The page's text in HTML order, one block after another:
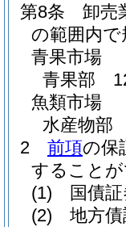
第8条
卸売
の範囲内
青果市場
青果部
魚類市場
水産物部
2
前項の保
すること
(1)
国債
(2)
地方